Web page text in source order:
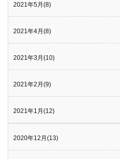
2021年5月(8)
2021年4月(8)
2021年3月(10)
2021年2月(9)
2021年1月(12)
2020年12月(13)